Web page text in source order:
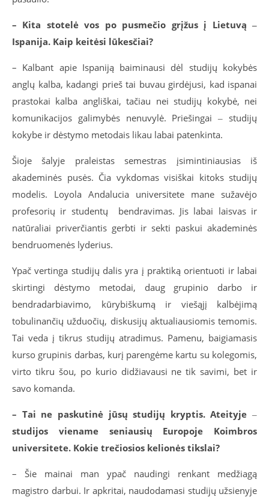
– Kita stotelė vos po pusmečio grįžus į Lietuvą ‒
Ispanija. Kaip keitėsi lūkesčiai?
– Kalbant apie Ispaniją baiminausi dėl studijų kokybės
anglų kalba, kadangi prieš tai buvau girdėjusi, kad ispanai
prastokai kalba angliškai, tačiau nei studijų kokybė, nei
komunikacijos galimybės nenuvylė. Priešingai ‒ studijų
kokybe ir dėstymo metodais likau labai patenkinta.
Šioje šalyje praleistas semestras įsimintiniausias iš
akademinės pusės. Čia vykdomas visiškai kitoks studijų
modelis. Loyola Andalucia universitete mane sužavėjo
profesorių ir studentų bendravimas. Jis labai laisvas ir
natūraliai priverčiantis gerbti ir sekti paskui akademinės
bendruomenės lyderius.
Ypač vertinga studijų dalis yra į praktiką orientuoti ir labai
skirtingi dėstymo metodai, daug grupinio darbo ir
bendradarbiavimo, kūrybiškumą ir viešąjį kalbėjimą
tobulinančių užduočių, diskusijų aktualiausiomis temomis.
Tai veda į tikrus studijų atradimus. Pamenu, baigiamasis
kurso grupinis darbas, kurį parengėme kartu su kolegomis,
virto tikru šou, po kurio didžiavausi ne tik savimi, bet ir
savo komanda.
– Tai ne paskutinė jūsų studijų kryptis. Ateityje ‒
studijos viename seniausių Europoje Koimbros
universitete. Kokie trečiosios kelionės tikslai?
– Šie mainai man ypač naudingi renkant medžiagą
magistro darbui. Ir apkritai, naudodamasi studijų užsienyje